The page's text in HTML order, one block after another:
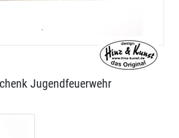
Jugendfeuerwehr